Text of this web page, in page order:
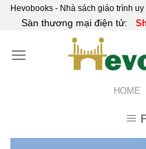
SkipHevobooks - Nhà sách giáo trình uy
Sàn thương mại điện tử:
HOME